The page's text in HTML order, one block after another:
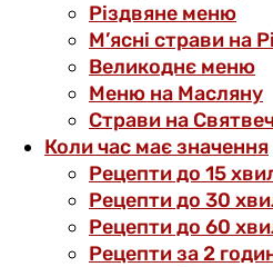
Різдвяне меню
М’ясні страви на
Великоднє меню
Меню на Масляну
Страви на
Коли час має значення
Рецепти до 15
Рецепти до 30
Рецепти до 60
Рецепти за 2